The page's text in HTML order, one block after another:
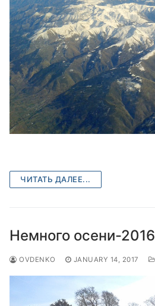
ЧИТАТЬ ДАЛЕЕ...
Немного осени-2016
OVDENKO JANUARY 14, 2017